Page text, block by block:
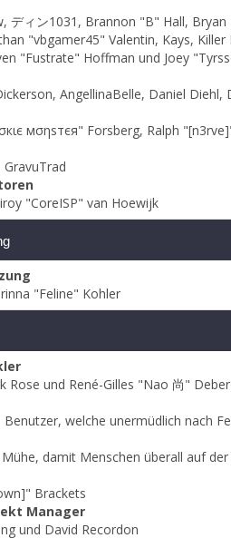
ディン1031, Brannon "B" Hall,
"vbgamer45" Valentin, Kays,
"Fustrate" Hoffman und Joey
AngellinaBelle, Daniel
мσηѕтєя" Forsberg, Ralph
GravuTrad
"CoreISP" van Hoewijk
"Feline" Kohler
Rose und René-Gilles "Nao 尚"
welche unermüdlich nach
damit Menschen überall auf
Brackets
Manager
und David Recordon